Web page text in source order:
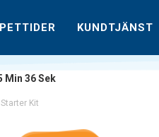
KUNDTJÄNST
Min 35Sek
Kit